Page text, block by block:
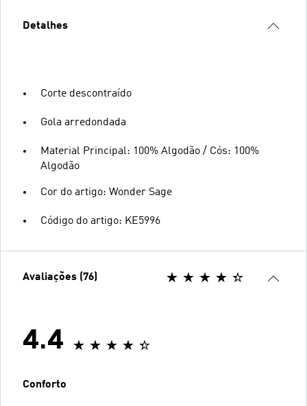
Detalhes
Corte descontraído
Gola arredondada
Material Principal: 100% Algodão / Cós: 100%
Algodão
Cor do artigo: Wonder Sage
Código do artigo: KE5996
Avaliações (76)
4.4
Conforto